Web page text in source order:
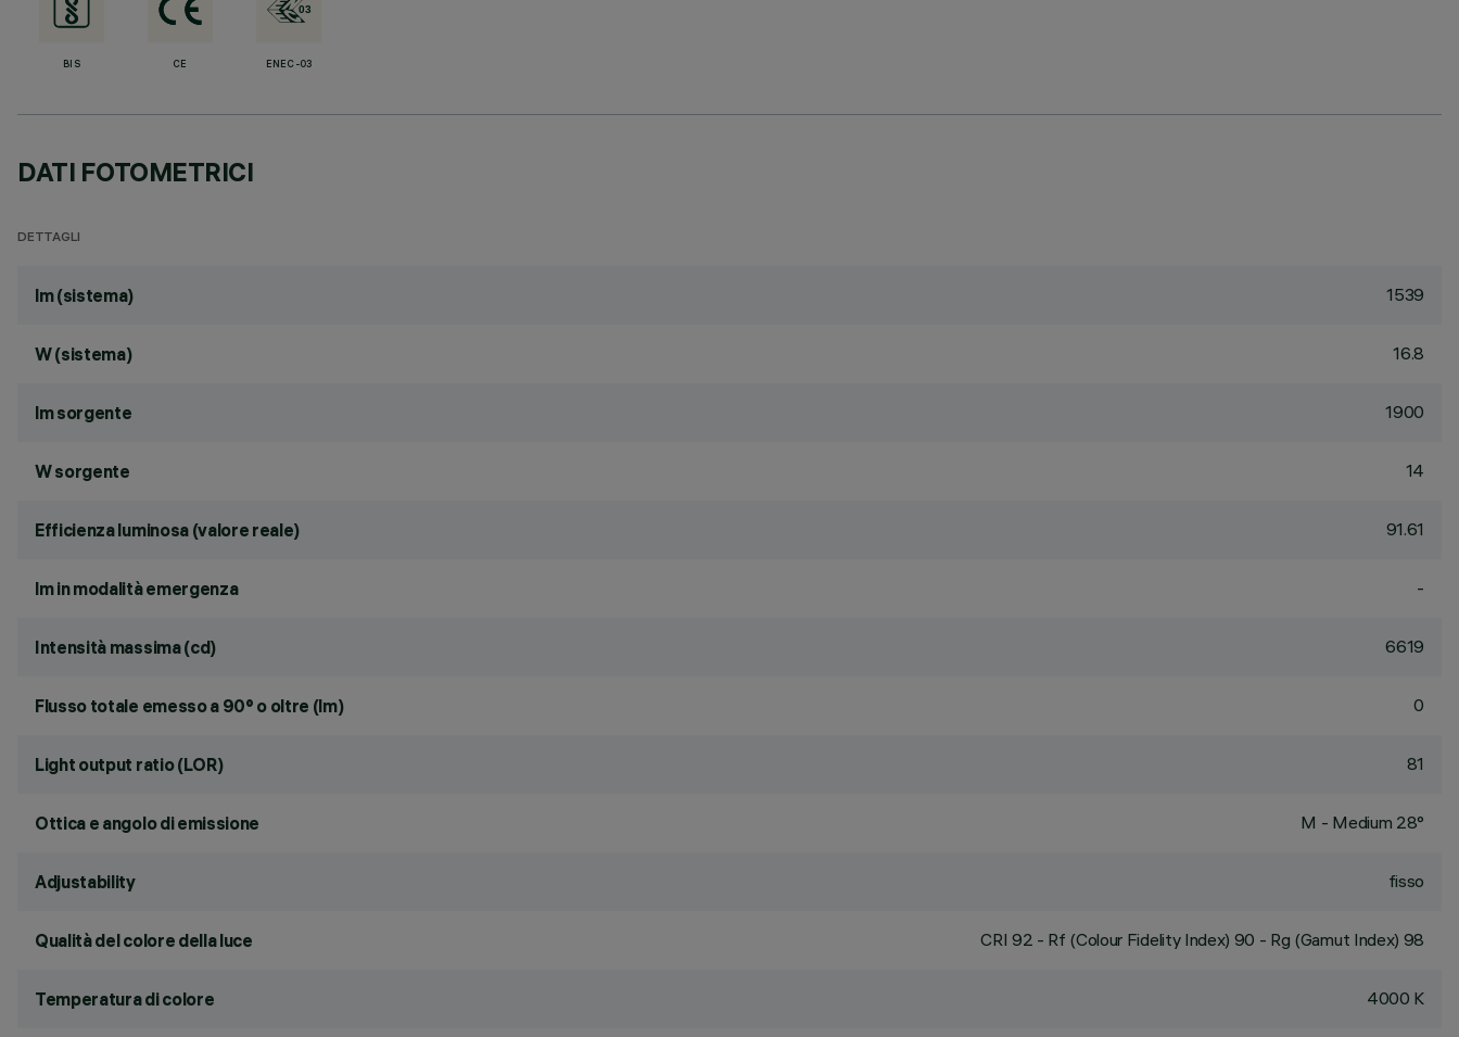
BIS CE ENEC-03
DATI FOTOMETRICI
DETTAGLI
lm (sistema) 1539
W (sistema) 16.8
lm sorgente 1900
W sorgente 14
Efficienza luminosa (valore reale) 91.61
lm in modalità emergenza -
Intensità massima (cd) 6619
Flusso totale emesso a 90° o oltre (lm) 0
Light output ratio (LOR) 81
Ottica e angolo di emissione M - Medium 28°
Adjustability fisso
Qualità del colore della luce CRI 92 - Rf (Colour Fidelity Index) 90 - Rg (Gamut Index) 98
Temperatura di colore 4000 K